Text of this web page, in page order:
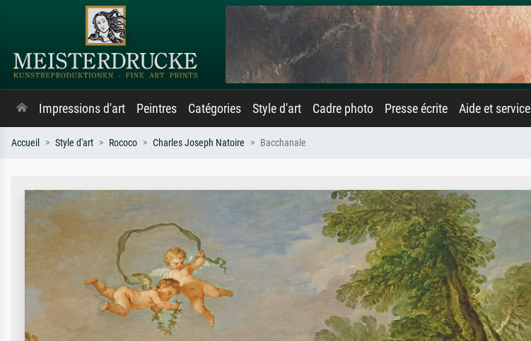
Impressions d'art Peintres Catégories Style d'art Cadre photo Presse écrite Aide et service
Accueil Style d'art Rococo Charles Joseph Natoire Bacchanale